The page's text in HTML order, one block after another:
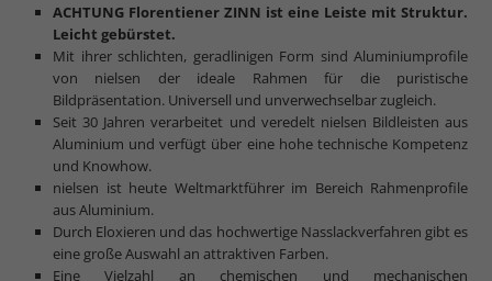
ACHTUNG Florentiener ZINN ist eine Leiste mit Struktur.
Leicht gebürstet.
Mit ihrer schlichten, geradlinigen Form sind Aluminiumprofile
von nielsen der ideale Rahmen für die puristische
Bildpräsentation. Universell und unverwechselbar zugleich.
Seit 30 Jahren verarbeitet und veredelt nielsen Bildleisten aus
Aluminium und verfügt über eine hohe technische Kompetenz
und Knowhow.
nielsen ist heute Weltmarktführer im Bereich Rahmenprofile
aus Aluminium.
Durch Eloxieren und das hochwertige Nasslackverfahren gibt es
eine große Auswahl an attraktiven Farben.
Eine Vielzahl an chemischen und mechanischen